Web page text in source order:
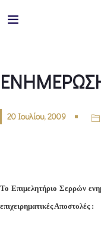
20 Ιουλίου, 2009
Το Επιμελητήριο Σερρών
επιχειρηματικές Αποστολές :